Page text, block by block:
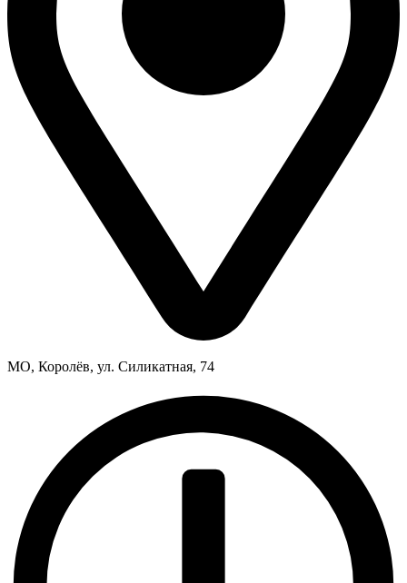
МО, Королёв, ул. Силикатная, 74